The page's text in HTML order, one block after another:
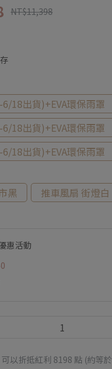
NT$11,398
18出貨)+EVA環保雨罩
18出貨)+EVA環保雨罩
18出貨)+EVA環保雨罩
黑
推車風扇 街燈白
惠活動
以折抵紅利 8198 點 (約等於